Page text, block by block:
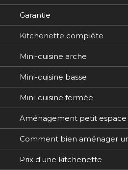
Garantie
Kitchenette complète
Mini-cuisine arche
Mini-cuisine basse
Mini-cuisine fermée
Aménagement petit espace
Comment bien aménager
Prix d'une kitchenette